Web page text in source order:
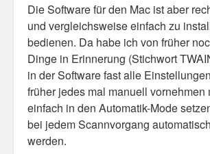
Business Server Cashflow
Design is how it works
The Others
Money Makes The World Go Round
GTD and shit
Die Software für den Mac ist aber
und vergleichsweise einfach zu
bedienen. Da habe ich von früher
Dinge in Erinnerung (Stichwort
in der Software fast alle
früher jedes mal manuell vornehmen
einfach in den Automatik-Mode
bei jedem Scannvorgang
werden.